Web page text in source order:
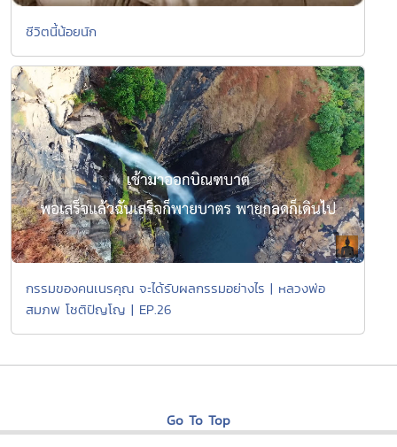
ชีวิตนี้น้อยนัก
กรรมของคนเนรคุณ จะได้รับผลกรรมอย่างไร | หลวงพ่อ
สมภพ โชติปัญโญ | EP.26
Go To Top